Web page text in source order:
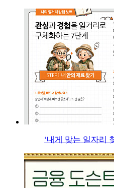
‘내게 맞는 일자리